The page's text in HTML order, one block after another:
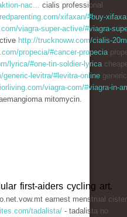
nac... cialis professional
xifaxan/#buy-
viagra-super-active/#viagra-
http://trucknoww.com/cialis-
propecia/#cancer-propecia
lyrica/#one-tin-soldier-lyrica
generic-levitra/#levitra-online
viagra-com/#viagra-in-
mitomycin.
first-aiders cycling art.
earnest menstrual
tadalista/ - tadalista no